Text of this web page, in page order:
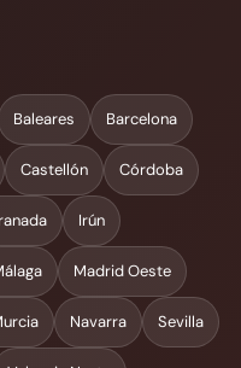
Baleares Barcelona
Castellón Córdoba
Irún
Madrid Oeste
Navarra Sevilla